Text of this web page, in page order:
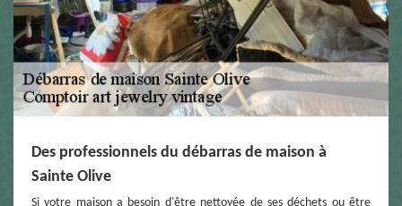
Des professionnels du débarras de maison à
Sainte Olive
Si votre maison a besoin d'être nettoyée de ses déchets ou être